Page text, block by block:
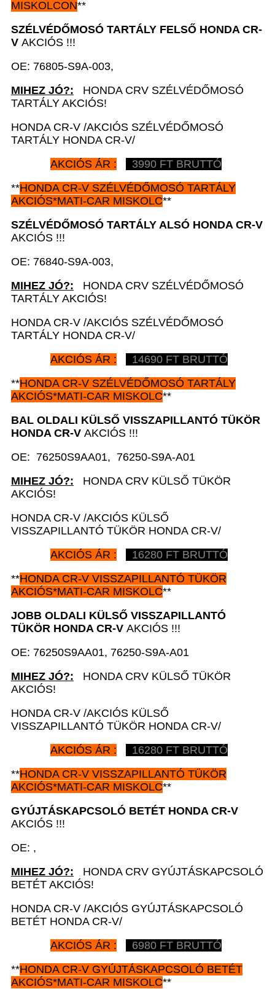
MISKOLCON**
SZÉLVÉDŐMOSÓ TARTÁLY FELSŐ HONDA CR-
V AKCIÓS !!!
OE: 76805-S9A-003,
MIHEZ JÓ?: HONDA CRV SZÉLVÉDŐMOSÓ
TARTÁLY AKCIÓS!
HONDA CR-V /AKCIÓS SZÉLVÉDŐMOSÓ
TARTÁLY HONDA CR-V/
AKCIÓS ÁR :
3990 FT BRUTTÓ
**HONDA CR-V SZÉLVÉDŐMOSÓ TARTÁLY
AKCIÓS*MATI-CAR MISKOLC**
SZÉLVÉDŐMOSÓ TARTÁLY ALSÓ HONDA CR-V
AKCIÓS !!!
OE: 76840-S9A-003,
MIHEZ JÓ?: HONDA CRV SZÉLVÉDŐMOSÓ
TARTÁLY AKCIÓS!
HONDA CR-V /AKCIÓS SZÉLVÉDŐMOSÓ
TARTÁLY HONDA CR-V/
AKCIÓS ÁR :
14690 FT BRUTTÓ
**HONDA CR-V SZÉLVÉDŐMOSÓ TARTÁLY
AKCIÓS*MATI-CAR MISKOLC**
BAL OLDALI KÜLSŐ VISSZAPILLANTÓ TÜKÖR
HONDA CR-V AKCIÓS !!!
OE: 76250S9AA01, 76250-S9A-A01
MIHEZ JÓ?: HONDA CRV KÜLSŐ TÜKÖR
AKCIÓS!
HONDA CR-V /AKCIÓS KÜLSŐ
VISSZAPILLANTÓ TÜKÖR HONDA CR-V/
AKCIÓS ÁR :
16280 FT BRUTTÓ
**HONDA CR-V VISSZAPILLANTÓ TÜKÖR
AKCIÓS*MATI-CAR MISKOLC**
JOBB OLDALI KÜLSŐ VISSZAPILLANTÓ
TÜKÖR HONDA CR-V AKCIÓS !!!
OE: 76250S9AA01, 76250-S9A-A01
MIHEZ JÓ?: HONDA CRV KÜLSŐ TÜKÖR
AKCIÓS!
HONDA CR-V /AKCIÓS KÜLSŐ
VISSZAPILLANTÓ TÜKÖR HONDA CR-V/
AKCIÓS ÁR :
16280 FT BRUTTÓ
**HONDA CR-V VISSZAPILLANTÓ TÜKÖR
AKCIÓS*MATI-CAR MISKOLC**
GYÚJTÁSKAPCSOLÓ BETÉT HONDA CR-V
AKCIÓS !!!
OE: ,
MIHEZ JÓ?: HONDA CRV GYÚJTÁSKAPCSOLÓ
BETÉT AKCIÓS!
HONDA CR-V /AKCIÓS GYÚJTÁSKAPCSOLÓ
BETÉT HONDA CR-V/
AKCIÓS ÁR :
6980 FT BRUTTÓ
**HONDA CR-V GYÚJTÁSKAPCSOLÓ BETÉT
AKCIÓS*MATI-CAR MISKOLC**